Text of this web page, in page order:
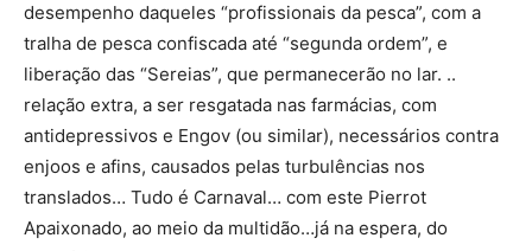
desempenho daqueles “profissionais da pesca”, com a
tralha de pesca confiscada até “segunda ordem”, e
liberação das “Sereias”, que permanecerão no lar. ..
relação extra, a ser resgatada nas farmácias, com
antidepressivos e Engov (ou similar), necessários contra
enjoos e afins, causados pelas turbulências nos
translados… Tudo é Carnaval… com este Pierrot
Apaixonado, ao meio da multidão…já na espera, do